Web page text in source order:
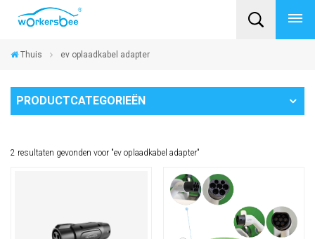
Thuis ev oplaadkabel adapter
PRODUCTCATEGORIEËN
2 resultaten gevonden voor "ev oplaadkabel adapter"